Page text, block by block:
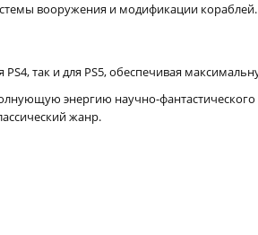
вооружения и модификации
так и для PS5, обеспечивая
энергию научно-
жанр.